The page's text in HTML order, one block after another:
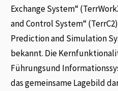
Exchange System“
and Control System“
Prediction and Simulation
bekannt. Die
Führungsund
das gemeinsame Lagebild